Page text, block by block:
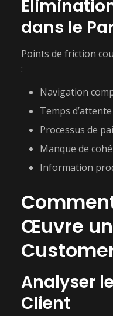
dans le
Points de friction
:
Navigation
Temps
Processus de
Manque de
Information
Œuvre
Analyser
Client